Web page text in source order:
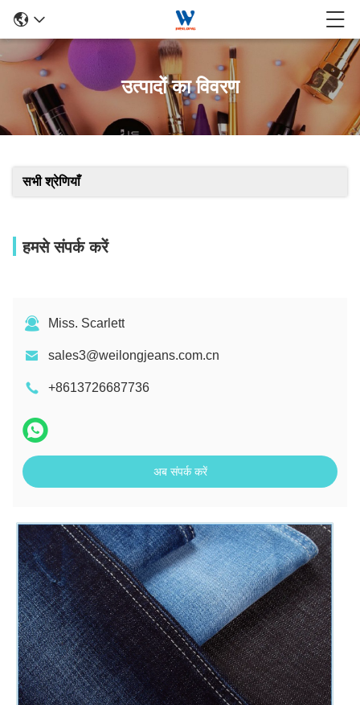
उत्पादों का विवरण
सभी श्रेणियाँ
हमसे संपर्क करें
Miss. Scarlett
sales3@weilongjeans.com.cn
+8613726687736
अब संपर्क करें